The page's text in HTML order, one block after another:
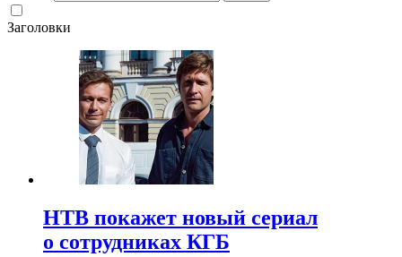
Заголовки
НТВ покажет новый сериал
о сотрудниках КГБ